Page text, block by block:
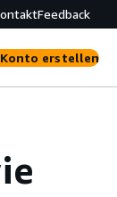
Feedback
Konto erstellen